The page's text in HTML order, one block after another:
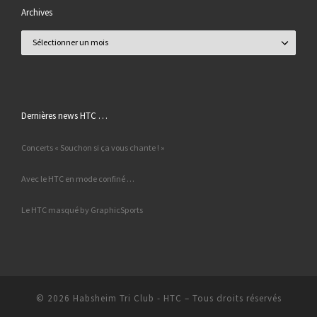
Archives
Dernières news HTC …
Concerts « Souchon si ça vous chante ! »
Avec le HTC en mode confiné …
Le HTC masqué by GraphicSports
© 2026 Habsheim Tri Club - HTC – Tous droits réservés